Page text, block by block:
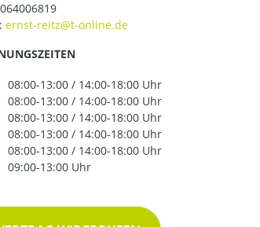
08:00-13:00 / 14:00-18:00 Uhr
08:00-13:00 / 14:00-18:00 Uhr
08:00-13:00 / 14:00-18:00 Uhr
08:00-13:00 / 14:00-18:00 Uhr
08:00-13:00 / 14:00-18:00 Uhr
09:00-13:00 Uhr